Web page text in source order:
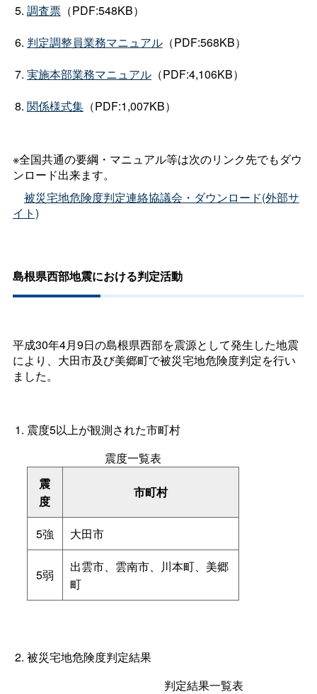
調査票（PDF:548KB）
判定調整員業務マニュアル（PDF:568KB）
実施本部業務マニュアル（PDF:4,106KB）
関係様式集（PDF:1,007KB）
※全国共通の要綱・マニュアル等は次のリンク先でもダウ
ンロード出来ます。
被災宅地危険度判定連絡協議会・ダウンロード(外部サ
イト)
島根県西部地震における判定活動
平成30年4月9日の島根県西部を震源として発生した地震
により、大田市及び美郷町で被災宅地危険度判定を行い
ました。
震度5以上が観測された市町村
震度一覧表
震
度
市町村
5強 大田市
5弱
出雲市、雲南市、川本町、美郷
町
被災宅地危険度判定結果
判定結果一覧表